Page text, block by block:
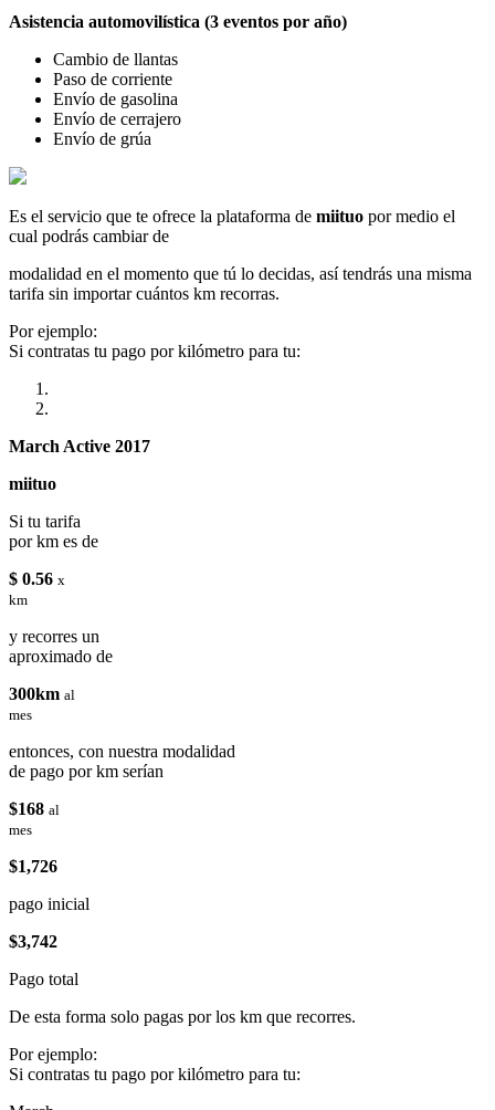
Asistencia automovilística (3 eventos por año)
Cambio de llantas
Paso de corriente
Envío de gasolina
Envío de cerrajero
Envío de grúa
Es el servicio que te ofrece la plataforma de miituo por medio el
cual podrás cambiar de
modalidad en el momento que tú lo decidas, así tendrás una misma
tarifa sin importar cuántos km recorras.
Por ejemplo:
Si contratas tu pago por kilómetro para tu:
March Active 2017
miituo
Si tu tarifa
por km es de
$ 0.56 x
km
y recorres un
aproximado de
300km al
mes
entonces, con nuestra modalidad
de pago por km serían
$168 al
mes
$1,726
pago inicial
$3,742
Pago total
De esta forma solo pagas por los km que recorres.
Por ejemplo:
Si contratas tu pago por kilómetro para tu: